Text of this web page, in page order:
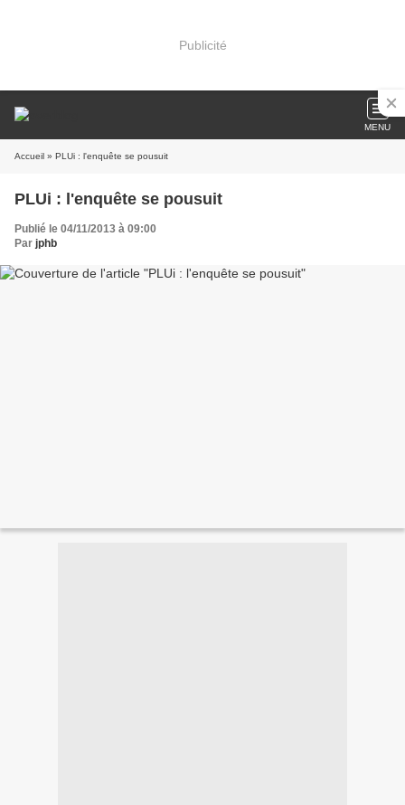
Publicité
MENU
Accueil » PLUi : l'enquête se pousuit
PLUi : l'enquête se pousuit
Publié le 04/11/2013 à 09:00
Par jphb